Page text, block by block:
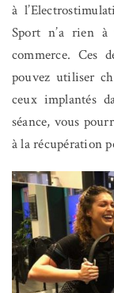
à
Sport n’a rien à
commerce. Ces
pouvez utiliser
ceux implantés
séance, vous
à la récupération